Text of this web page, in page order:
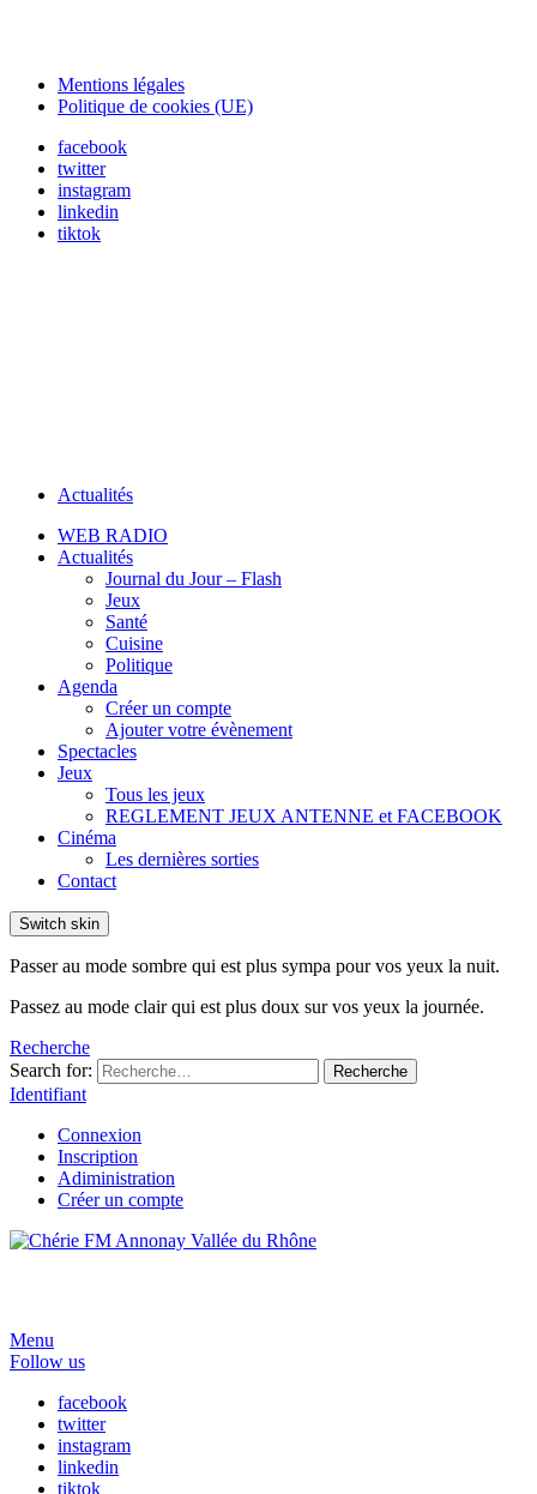
Mentions légales
Politique de cookies (UE)
facebook
twitter
instagram
linkedin
tiktok
Actualités
WEB RADIO
Actualités
Journal du Jour – Flash
Jeux
Santé
Cuisine
Politique
Agenda
Créer un compte
Ajouter votre évènement
Spectacles
Jeux
Tous les jeux
REGLEMENT JEUX ANTENNE et FACEBOOK
Cinéma
Les dernières sorties
Contact
Switch skin
Passer au mode sombre qui est plus sympa pour vos yeux la nuit.
Passez au mode clair qui est plus doux sur vos yeux la journée.
Recherche
Search for:
Recherche
Identifiant
Connexion
Inscription
Adiministration
Créer un compte
Menu
Follow us
facebook
twitter
instagram
linkedin
tiktok